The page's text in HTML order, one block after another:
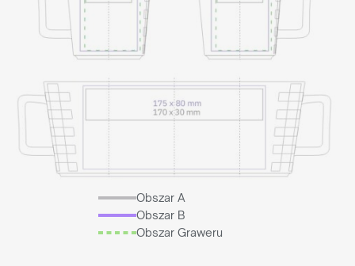
Obszar A
Obszar B
Obszar Graweru